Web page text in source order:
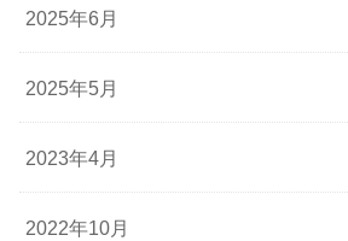
2025年6月
2025年5月
2023年4月
2022年10月